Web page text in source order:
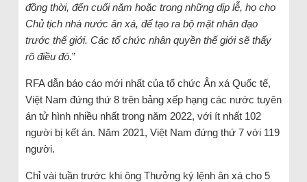
đồng thời, đến cuối năm hoặc trong những dịp lễ, họ cho
Chủ tịch nhà nước ân xá, để tạo ra bộ mặt nhân đạo
trước thế giới. Các tổ chức nhân quyền thế giới sẽ thấy
rõ điều đó.”
RFA dẫn báo cáo mới nhất của tổ chức Ân xá Quốc tế,
Việt Nam đứng thứ 8 trên bảng xếp hạng các nước tuyên
án tử hình nhiều nhất trong năm 2022, với ít nhất 102
người bị kết án. Năm 2021, Việt Nam đứng thứ 7 với 119
người.
Chỉ vài tuần trước khi ông Thưởng ký lệnh ân xá cho 5